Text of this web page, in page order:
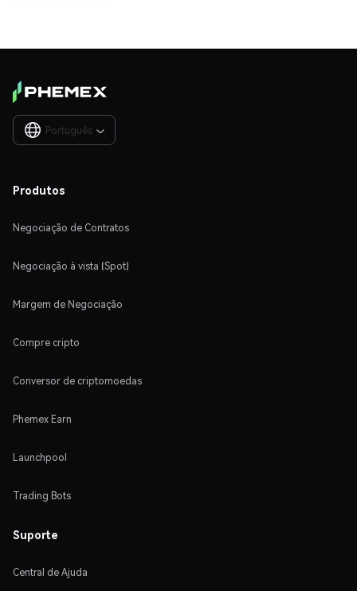
Português 
Produtos
Negociação de Contratos
Negociação à vista (Spot)
Margem de Negociação
Compre cripto
Conversor de criptomoedas
Phemex Earn
Launchpool
Trading Bots
Suporte
Central de Ajuda